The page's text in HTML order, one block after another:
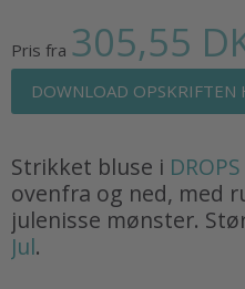
Pris fra 305,55
DOWNLOAD OPSKRIFTEN
Strikket bluse i
ovenfra og ned, med
julenisse mønster.
Jul.